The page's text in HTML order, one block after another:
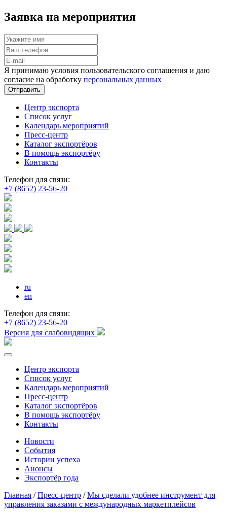
Заявка на мероприятия
Я принимаю условия пользовательского соглашения и даю
согласие на обработку персональных данных
Отправить
Центр экспорта
Список услуг
Календарь мероприятий
Пресс-центр
Каталог экспортёров
В помощь экспортёру
Контакты
Телефон для связи:
+7 (8652) 23-56-20
ru
en
Телефон для связи:
+7 (8652) 23-56-20
Версия для слабовидящих
Центр экспорта
Список услуг
Календарь мероприятий
Пресс-центр
Каталог экспортёров
В помощь экспортёру
Контакты
Новости
События
Истории успеха
Анонсы
Экспортёр года
Главная /Пресс-центр /Мы сделали удобнее инструмент для
управления заказами с международных маркетплейсов